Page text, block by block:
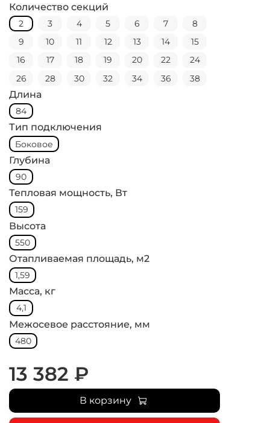
Количество секций
2 3 4 5 6 7
8
9
10 11 12 13 14
15
16
17 18 19 20 22
24
26
28 30 32 34 36 38
Длина
84
Тип подключения
Боковое
Глубина
90
Тепловая мощность, Вт
159
Высота
550
Отапливаемая площадь, м2
1,59
Масса, кг
4,1
Межосевое расстояние, мм
480
13 382 ₽
В корзину